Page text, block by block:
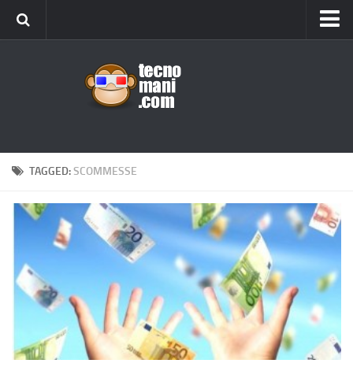
Windows
News
Cellulari
Recensioni
Contact Us
Privacy
TAGGED:SCOMMESSE